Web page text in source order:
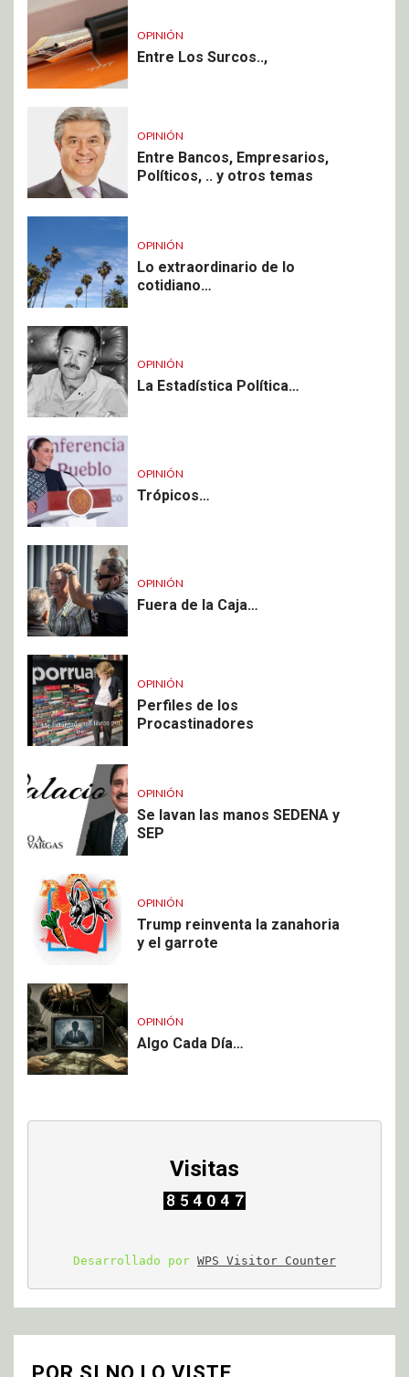
OPINIÓN
Entre Los Surcos..,
OPINIÓN
Entre Bancos, Empresarios,
Políticos, .. y otros temas
OPINIÓN
Lo extraordinario de lo
cotidiano…
OPINIÓN
La Estadística Política…
OPINIÓN
Trópicos…
OPINIÓN
Fuera de la Caja…
OPINIÓN
Perfiles de los
Procastinadores
OPINIÓN
Se lavan las manos SEDENA y
SEP
OPINIÓN
Trump reinventa la zanahoria
y el garrote
OPINIÓN
Algo Cada Día…
Visitas
Desarrollado por WPS Visitor Counter